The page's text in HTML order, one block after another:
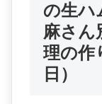
の生ハ
麻さん
理の作
日）